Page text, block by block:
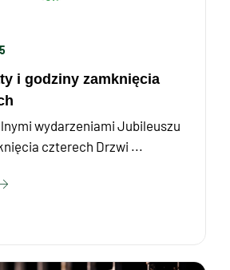
i godziny zamknięcia
wydarzeniami Jubileuszu
czterech Drzwi ...